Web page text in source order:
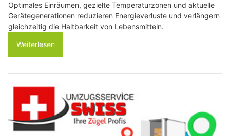
Optimales Einräumen, gezielte Temperaturzonen und aktuelle
Gerätegenerationen reduzieren Energieverluste und verlängern
gleichzeitig die Haltbarkeit von Lebensmitteln.
Weiterlesen